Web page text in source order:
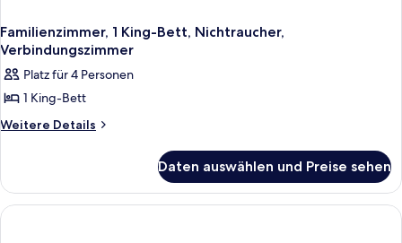
Familienzimmer, 1 King-Bett, Nichtraucher,
Verbindungszimmer
Platz für 4 Personen
1 King-Bett
Weitere Details
Weitere
1 King-
Bett,
Nichtraucher,
Daten auswählen und Preise sehen